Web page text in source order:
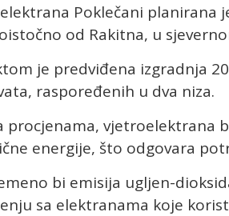
Poklečani planirana
od Rakitna, u
je predviđena izgradnja
raspoređenih u dva niza.
procjenama, vjetroelektrana
energije, što odgovara
bi emisija ugljen-
sa elektranama koje